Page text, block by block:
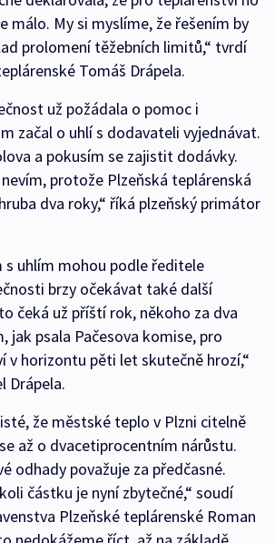
málo. My si myslíme, že řešením by
prolomení těžebních limitů,“ tvrdí
Tomáš Drápela.
už požádala o pomoc i
začal o uhlí s dodavateli vyjednávat.
a pokusím se zajistit dodávky.
protože Plzeňská teplárenská
dva roky,“ říká plzeňský primátor
s uhlím mohou podle ředitele
brzy očekávat také další
čeká už příští rok, někoho za dva
jak psala Pačesova komise, pro
v horizontu pěti let skutečně hrozí,“
Drápela.
že městské teplo v Plzni citelně
až o dvacetiprocentním nárůstu.
odhady považuje za předčasné.
částku je nyní zbytečné,“ soudí
Plzeňské teplárenské Roman